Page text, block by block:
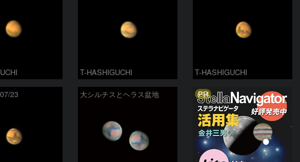
T-HASHIGUCHI T-HASHIGUCHI
23 大シルチスとヘラス盆地 PR